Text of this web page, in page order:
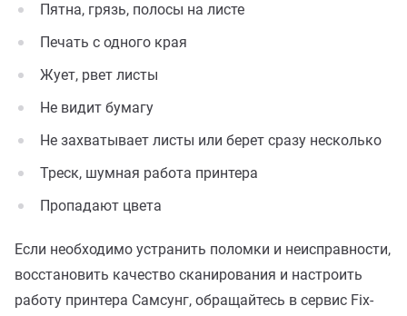
Пятна, грязь, полосы на листе
Печать с одного края
Жует, рвет листы
Не видит бумагу
Не захватывает листы или берет сразу несколько
Треск, шумная работа принтера
Пропадают цвета
Если необходимо устранить поломки и неисправности,
восстановить качество сканирования и настроить
работу принтера Самсунг, обращайтесь в сервис Fix-